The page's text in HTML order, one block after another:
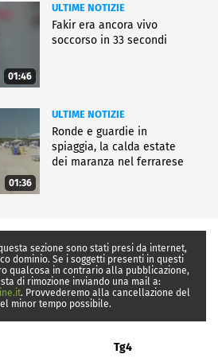
01:46
ULTIME NOTIZIE
Fakir era ancora vivo
soccorso in 33 secondi
01:36
ULTIME NOTIZIE
Ronde e guardie in
spiaggia, la calda estate
dei maranza nel ferrarese
sezione sono stati presi da internet,
dominio. Se i soggetti presenti in questi
qualcosa in contrario alla pubblicazione,
di rimozione inviando una mail a:
. Provvederemo alla cancellazione del
minor tempo possibile.
Tg4